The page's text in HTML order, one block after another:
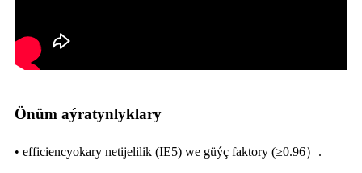
Önüm aýratynlyklary
• efficiencyokary netijelilik (IE5) we güýç faktory (≥0.96）.